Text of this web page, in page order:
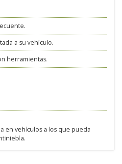
a su vehículo.
herramientas.
en vehículos a los que pueda